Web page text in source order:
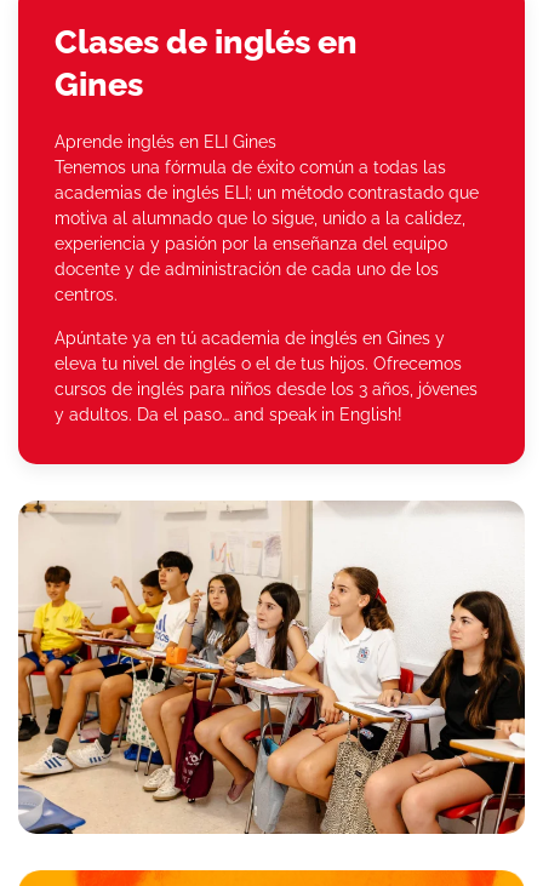
Clases de inglés en
Gines
Aprende inglés en ELI Gines
Tenemos una fórmula de éxito común a todas las
academias de inglés ELI; un método contrastado que
motiva al alumnado que lo sigue, unido a la calidez,
experiencia y pasión por la enseñanza del equipo
docente y de administración de cada uno de los
centros.
Apúntate ya en tú academia de inglés en Gines y
eleva tu nivel de inglés o el de tus hijos. Ofrecemos
cursos de inglés para niños desde los 3 años, jóvenes
y adultos. Da el paso… and speak in English!